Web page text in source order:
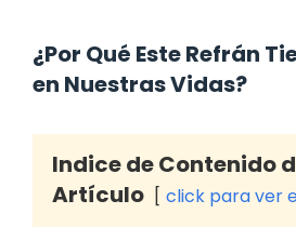
¿Por Qué Este Refrán
en Nuestras Vidas?
Indice de Contenido
Artículo
click para ver